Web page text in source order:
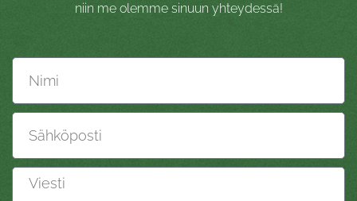
niin me olemme sinuun yhteydessä!
Viesti